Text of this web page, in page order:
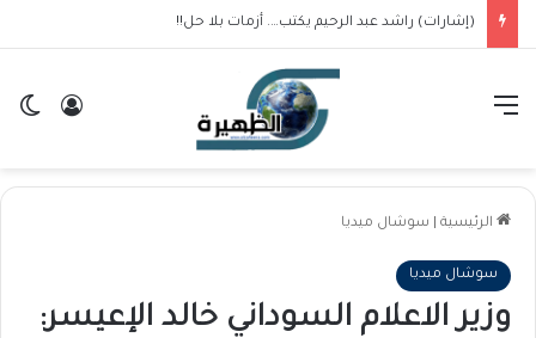
(إشارات) راشد عبد الرحيم يكتب…. أزمات بلا حل!!
تسجيل القائمة
الرئيسية سوشال ميديا
سوشال ميديا
وزير الاعلام السوداني خالد الإعيسر: